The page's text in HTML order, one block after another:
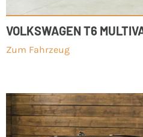
VOLKSWAGEN T6
Zum Fahrzeug